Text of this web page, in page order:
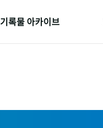
기록물 아카이브